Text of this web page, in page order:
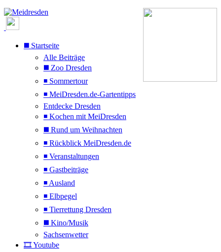
◼️ Startseite
Alle Beiträge
◼️ Zoo Dresden
◾ Sommertour
◾ MeiDresden.de-Gartentipps
Entdecke Dresden
◾ Kochen mit MeiDresden
◼️ Rund um Weihnachten
◾ Rückblick MeiDresden.de
◾ Veranstaltungen
◾ Gastbeiträge
◾ Ausland
◾ Elbpegel
◾ Tierrettung Dresden
◼️ Kino/Musik
Sachsenwetter
🎞️ Youtube